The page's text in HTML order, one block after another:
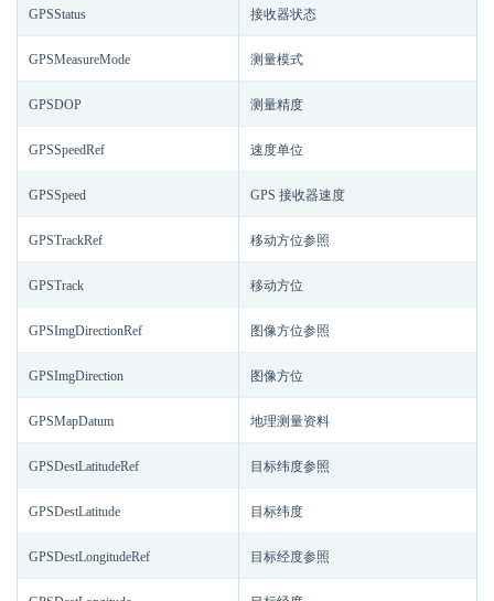
GPSStatus 接收器状态
GPSMeasureMode 测量模式
GPSDOP 测量精度
GPSSpeedRef 速度单位
GPSSpeed GPS 接收器速度
GPSTrackRef 移动方位参照
GPSTrack 移动方位
GPSImgDirectionRef 图像方位参照
GPSImgDirection 图像方位
GPSMapDatum 地理测量资料
GPSDestLatitudeRef 目标纬度参照
GPSDestLatitude 目标纬度
GPSDestLongitudeRef 目标经度参照